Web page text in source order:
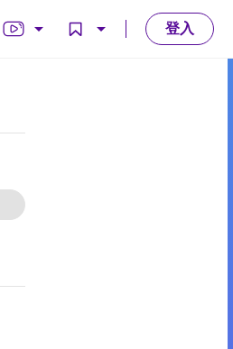
arrow_drop_down arrow_drop_down 登入